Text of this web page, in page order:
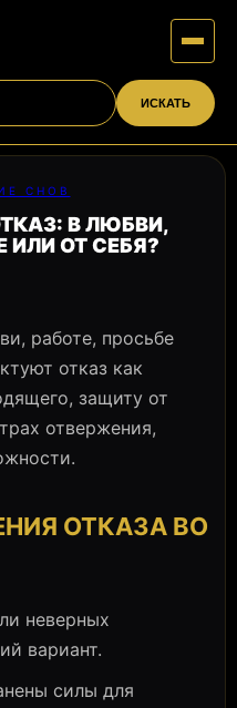
ИСКАТЬ
СНОВ
В ЛЮБВИ,
ИЛИ ОТ СЕБЯ?
работе, просьбе
отказ как
защиту от
отвержения,
ОТКАЗА ВО
неверных
вариант.
силы для